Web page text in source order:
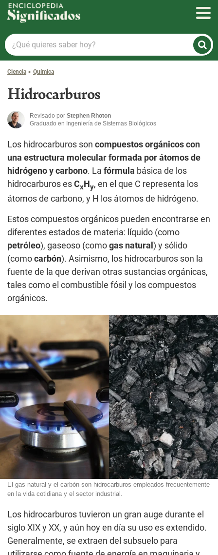
Enciclopedia Significados
¿Qué
quieres
saber
hoy?
Ciencia Química
Hidrocarburos
Revisado por Stephen Rhoton
Graduado en Ingeniería de Sistemas Biológicos
Los hidrocarburos son compuestos orgánicos con
una estructura molecular formada por átomos de
hidrógeno y carbono. La fórmula básica de los
hidrocarburos es CxH y, en el que C representa los
átomos de carbono, y H los átomos de hidrógeno.
Estos compuestos orgánicos pueden encontrarse en
diferentes estados de materia: líquido (como
petróleo), gaseoso (como gas natural ) y sólido
(como carbón). Asimismo, los hidrocarburos son la
fuente de la que derivan otras sustancias orgánicas,
tales como el combustible fósil y los compuestos
orgánicos.
El gas natural y el carbón son hidrocarburos empleados frecuentemente
en la vida cotidiana y el sector industrial.
Los hidrocarburos tuvieron un gran auge durante el
siglo XIX y XX, y aún hoy en día su uso es extendido.
Generalmente, se extraen del subsuelo para